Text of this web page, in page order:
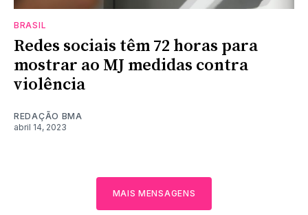
BRASIL
Redes sociais têm 72 horas para
mostrar ao MJ medidas contra
violência
REDAÇÃO BMA
abril 14, 2023
MAIS MENSAGENS